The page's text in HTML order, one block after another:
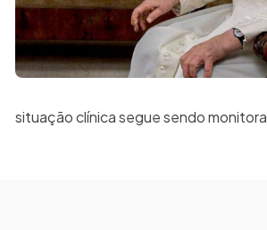
situação clínica segue sendo